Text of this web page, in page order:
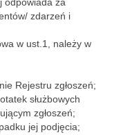
zdarzeń i
w ust.1, należy w
Rejestru zgłoszeń;
służbowych
zgłoszeń;
jej podjęcia;